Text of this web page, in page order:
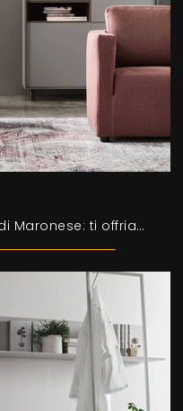
Salotti e Poltrone in tessuto di Maronese: ti offriamo il modello Met in tessuto per valorizzare i tuoi spazi.